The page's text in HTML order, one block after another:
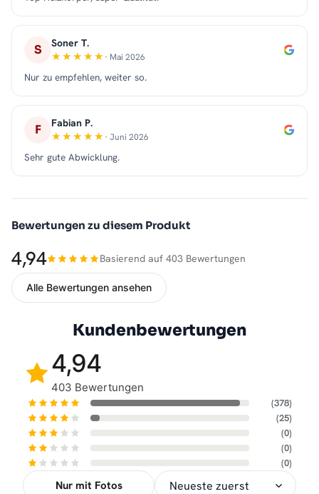
S Soner T.
· Mai 2026
Nur zu empfehlen, weiter so.
F Fabian P.
· Juni 2026
Sehr gute Abwicklung.
Bewertungen zu diesem Produkt
4,94 Basierend auf 403 Bewertungen
Alle Bewertungen ansehen
Kundenbewertungen
4,94
403 Bewertungen
(378)
(25)
(0)
(0)
(0)
Nur mit Fotos